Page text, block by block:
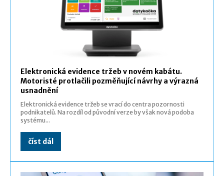
Elektronická evidence tržeb v novém kabátu.
Motoristé protlačili pozměňující návrhy a výrazná
usnadnění
Elektronická evidence tržeb se vrací do centra pozornosti
podnikatelů. Na rozdíl od původní verze by však nová podoba
systému...
číst dál